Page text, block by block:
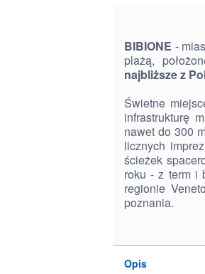
BIBIONE -
plażą,
najbliższe z
Świetne
infrastrukturę
nawet do 300
licznych
ścieżek
roku - z term i
regionie
poznania.
Opis